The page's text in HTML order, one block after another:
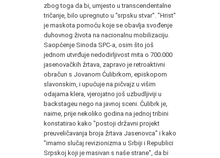
zbog toga da bi, umjesto u transcendentalne
tričarije, bilo upregnuto u "srpsku stvar". "Hrist"
je maskota pomoću koje se obavlja svođenje
duhovnog života na nacionalnu mobilizaciju.
Saopćenje Sinoda SPC-a, osim što još
jednom utvrđuje nedodirljivost mita o 700.000
jasenovačkih žrtava, zapravo je retroaktivni
obračun s Jovanom Ćulibrkom, episkopom
slavonskim, i upućuje na pičvajz u višim
odajama klera, vjerojatno još uzbudljiviji u
backstageu nego na javnoj sceni. Ćulibrk je,
naime, prije nekoliko godina na jednoj tribini
konstatirao kako "postoji državni projekt
preuveličavanja broja žrtava Jasenovca" i kako
"imamo slučaj revizionizma u Srbiji i Republici
Srpskoj koji je masivan s naše strane", da bi